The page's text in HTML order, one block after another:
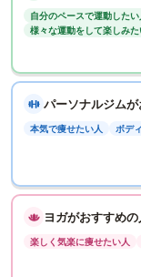
自分のペースで運動したい
様々な運動をして楽しみた
パーソナルジムが
本気で痩せたい人 ボデ
ヨガがおすすめの
楽しく気楽に痩せたい人